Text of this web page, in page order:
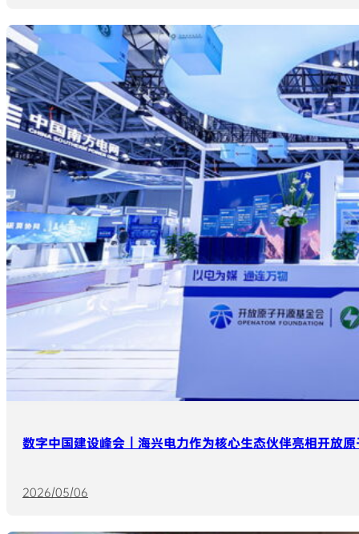
数字中国建设峰会丨海兴电力作为核心生态伙伴亮相开放
2026/05/06